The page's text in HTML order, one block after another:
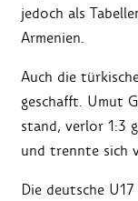
jedoch als
Armenien.
Auch die
geschafft. Umut
stand, verlor 1:3
und trennte sich
Die deutsche